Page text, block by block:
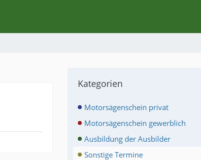
Kategorien
Motorsägenschein privat
Motorsägenschein gewerblich
Ausbildung der Ausbilder
Sonstige Termine